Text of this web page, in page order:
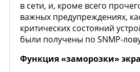
в сети, и, кроме всего
важных предупреждениях,
критических состояний
были получены по SNMP-
Функция «заморозки»